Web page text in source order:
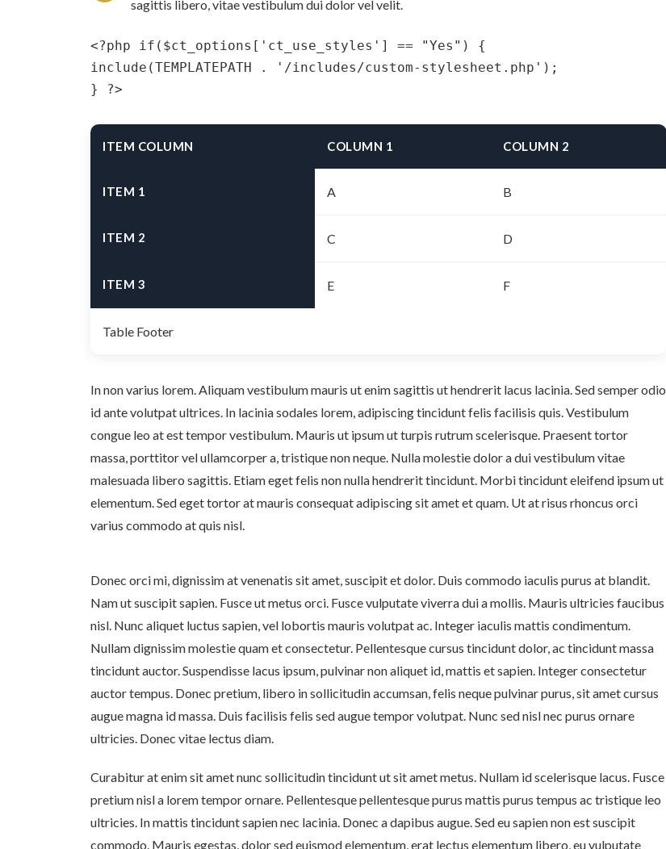
sagittis libero, vitae vestibulum dui dolor vel velit.
<?php if($ct_options['ct_use_styles'] == "Yes") {
include(TEMPLATEPATH . '/includes/custom-stylesheet.php');
} ?>
ITEM COLUMN COLUMN 1 COLUMN 2
Table Footer
ITEM 1 A B
ITEM 2 C D
ITEM 3 E F
In non varius lorem. Aliquam vestibulum mauris ut enim sagittis ut hendrerit lacus lacinia. Sed semper odio
id ante volutpat ultrices. In lacinia sodales lorem, adipiscing tincidunt felis facilisis quis. Vestibulum
congue leo at est tempor vestibulum. Mauris ut ipsum ut turpis rutrum scelerisque. Praesent tortor
massa, porttitor vel ullamcorper a, tristique non neque. Nulla molestie dolor a dui vestibulum vitae
malesuada libero sagittis. Etiam eget felis non nulla hendrerit tincidunt. Morbi tincidunt eleifend ipsum ut
elementum. Sed eget tortor at mauris consequat adipiscing sit amet et quam. Ut at risus rhoncus orci
varius commodo at quis nisl.
Donec orci mi, dignissim at venenatis sit amet, suscipit et dolor. Duis commodo iaculis purus at blandit.
Nam ut suscipit sapien. Fusce ut metus orci. Fusce vulputate viverra dui a mollis. Mauris ultricies faucibus
nisl. Nunc aliquet luctus sapien, vel lobortis mauris volutpat ac. Integer iaculis mattis condimentum.
Nullam dignissim molestie quam et consectetur. Pellentesque cursus tincidunt dolor, ac tincidunt massa
tincidunt auctor. Suspendisse lacus ipsum, pulvinar non aliquet id, mattis et sapien. Integer consectetur
auctor tempus. Donec pretium, libero in sollicitudin accumsan, felis neque pulvinar purus, sit amet cursus
augue magna id massa. Duis facilisis felis sed augue tempor volutpat. Nunc sed nisl nec purus ornare
ultricies. Donec vitae lectus diam.
Curabitur at enim sit amet nunc sollicitudin tincidunt ut sit amet metus. Nullam id scelerisque lacus. Fusce
pretium nisl a lorem tempor ornare. Pellentesque pellentesque purus mattis purus tempus ac tristique leo
ultricies. In mattis tincidunt sapien nec lacinia. Donec a dapibus augue. Sed eu sapien non est suscipit
commodo. Mauris egestas, dolor sed euismod elementum, erat lectus elementum libero, eu vulputate